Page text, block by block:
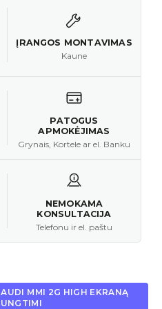
ĮRANGOS MONTAVIMAS
Kaune
PATOGUS
APMOKĖJIMAS
Grynais, Kortele ar el. Banku
NEMOKAMA
KONSULTACIJA
Telefonu ir el. paštu
MMI 2G HIGH EKRANĄ